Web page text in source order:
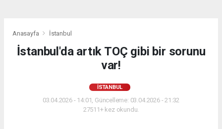
Anasayfa İstanbul
İstanbul'da artık TOÇ gibi bir sorunu
var!
İSTANBUL
03.04.2026 - 14:01, Güncelleme: 03.04.2026 - 21:32
27511+ kez okundu.